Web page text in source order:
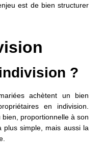
est de bien structurer
?
achètent un bien
en indivision.
proportionnelle à son
plus simple, mais aussi la